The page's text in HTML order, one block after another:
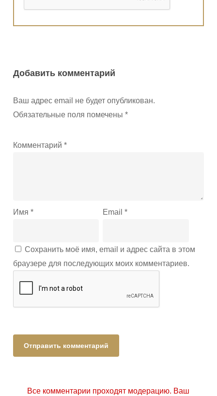
Добавить комментарий
Ваш адрес email не будет опубликован.
Обязательные поля помечены *
Комментарий *
Имя * Email*
Сохранить моё имя, email и адрес сайта в этом
браузере для последующих моих комментариев.
Все комментарии проходят модерацию. Ваш